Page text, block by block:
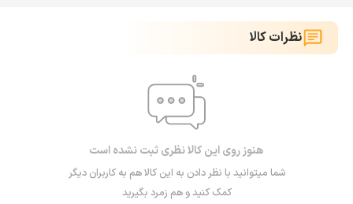
نظرات کالا
هنوز روی این کالا نظری ثبت نشده است
شما میتوانید با نظر دادن به این کالا هم به کاربران دیگر
کمک کنید و هم زمرد بگیرید